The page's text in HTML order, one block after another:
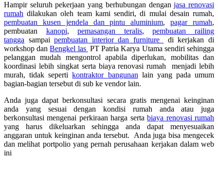
Hampir seluruh pekerjaan yang berhubungan denganjasa renovasi
rumah dilakukan oleh team kami sendiri, di mulai desain rumah,
pembuatan kusen jendela dan pintu aluminium,pagar rumah,
pembuatan kanopi,pemasangan teralis,pembuatan railing
tangga sampaipembuatan interior dan furniture
di kerjakan di
workshop danBengkel las PT Patria Karya Utama sendiri sehingga
pelanggan mudah mengontrol apabila diperlukan, mobilitas dan
koordinasi lebih singkat serta biaya renovasi rumah menjadi lebih
murah, tidak sepertikontraktor bangunan lain yang pada umum
bagian-bagian tersebut di sub ke vendor lain.
Anda juga dapat berkonsultasi secara gratis mengenai keinginan
anda yang sesuai dengan kondisi rumah anda atau juga
berkonsultasi mengenai perkiraan harga sertabiaya renovasi rumah
yang harus dikeluarkan sehingga anda dapat menyesuaikan
anggaran untuk keinginan anda tersebut. Anda juga bisa mengecek
dan melihat portpolio yang pernah perusahaan kerjakan dalam web
ini